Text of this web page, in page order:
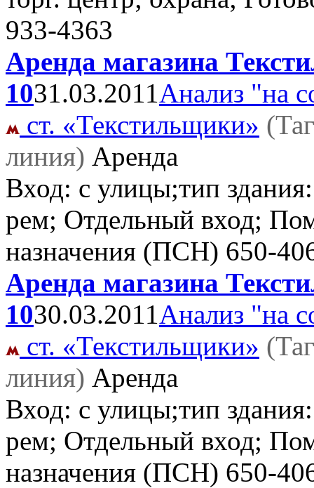
933-4363
Аренда магазина
1031.03.2011Анализ "на
ст. «Текстильщики»
линия) Аренда
Вход: с улицы;тип
рем; Отдельный вход;
назначения (ПСН) 650-
Аренда магазина
1030.03.2011Анализ "на
ст. «Текстильщики»
линия) Аренда
Вход: с улицы;тип
рем; Отдельный вход;
назначения (ПСН) 650-